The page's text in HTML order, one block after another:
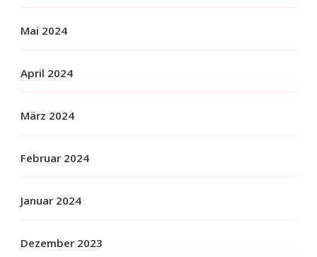
Mai 2024
April 2024
März 2024
Februar 2024
Januar 2024
Dezember 2023